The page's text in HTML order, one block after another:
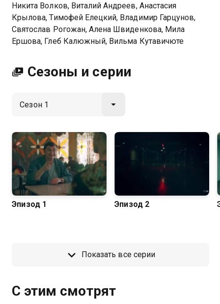
Никита Волков, Виталий Андреев, Анастасия
Крылова, Тимофей Елецкий, Владимир Гарцунов,
Святослав Рогожан, Алена Швиденкова, Мила
Ершова, Глеб Калюжный, Вильма Кутавичюте
Сезоны и серии
Эпизод 1 Эпизод 2
Показать все серии
С этим смотрят